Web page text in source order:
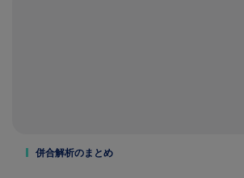
併合解析のまとめ